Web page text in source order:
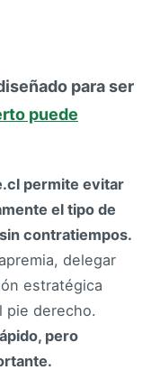
para ser
puede
permite evitar
el tipo de
contratiempos.
delegar
estratégica
pie derecho.
pero